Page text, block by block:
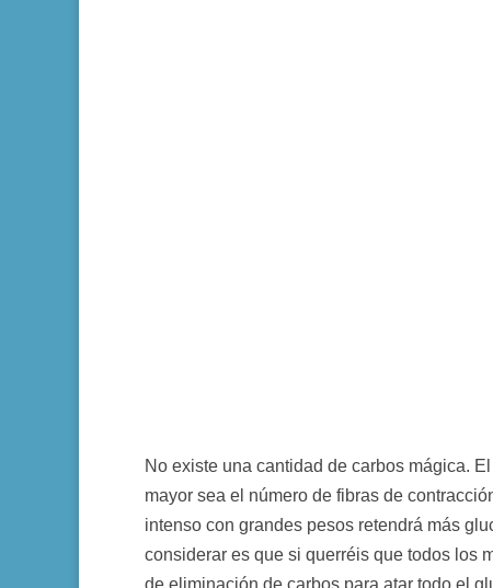
No existe una cantidad de carbos mágica.
mayor sea el número de fibras de
intenso con grandes pesos retendrá más
considerar es que si querréis que todos los
de eliminación de carbos para atar todo el